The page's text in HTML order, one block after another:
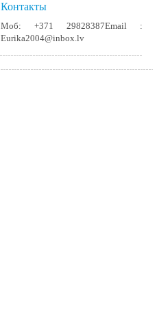
Контакты
Моб: +371 29828387Email :
Eurika2004@inbox.lv